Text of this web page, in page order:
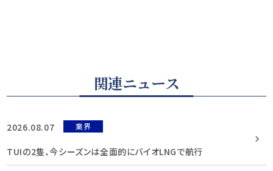
関連ニュース
2026.08.07 業界
TUIの2隻、今シーズンは全面的にバイオLNGで航行